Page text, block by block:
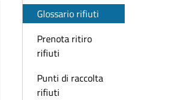
Glossario rifiuti
Prenota ritiro
rifiuti
Punti di raccolta
rifiuti